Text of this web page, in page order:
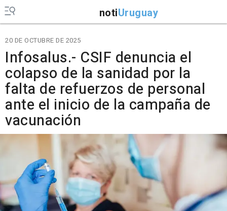
notiUruguay
20 DE OCTUBRE DE 2025
Infosalus.- CSIF denuncia el
colapso de la sanidad por la
falta de refuerzos de personal
ante el inicio de la campaña de
vacunación